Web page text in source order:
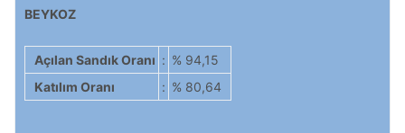
BEYKOZ
Açılan Sandık Oranı : % 94,15
Katılım Oranı
: % 80,64